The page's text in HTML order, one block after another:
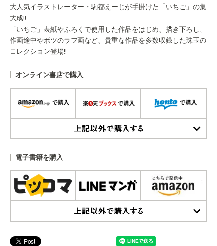
大人気イラストレーター・駒都えーじが手掛けた「いちご」の集
大成!!
「いちご」表紙やふろくで使用した作品をはじめ、描き下ろし、
作画途中やボツのラフ画など、貴重な作品を多数収録した珠玉の
コレクション登場!!
オンライン書店で購入
電子書籍を購入